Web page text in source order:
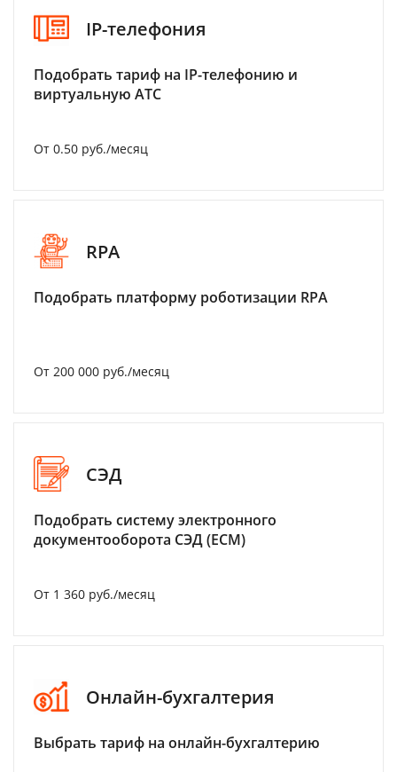
IP-телефония
Подобрать тариф на IP-телефонию и
виртуальную АТС
От 0.50 руб./месяц
RPA
Подобрать платформу роботизации RPA
От 200 000 руб./месяц
СЭД
Подобрать систему электронного
документооборота СЭД (ECM)
От 1 360 руб./месяц
Онлайн-бухгалтерия
Выбрать тариф на онлайн-бухгалтерию